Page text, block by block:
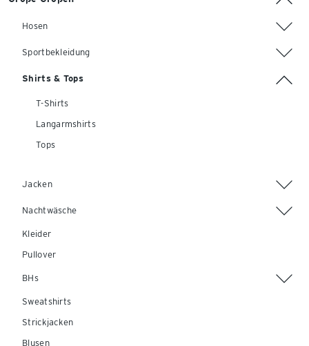
Hosen
Sportbekleidung
Shirts & Tops
T-Shirts
Langarmshirts
Tops
Jacken
Nachtwäsche
Kleider
Pullover
BHs
Sweatshirts
Strickjacken
Blusen